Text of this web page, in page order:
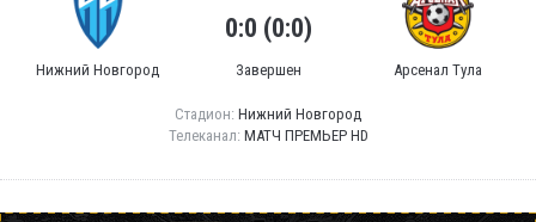
Нижний Новгород
0:0 (0:0)
Завершен Арсенал Тула
Стадион: Нижний Новгород
Телеканал: МАТЧ ПРЕМЬЕР HD